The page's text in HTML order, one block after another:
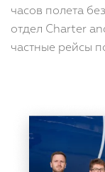
часов полета
отдел Charter
частные рейсы